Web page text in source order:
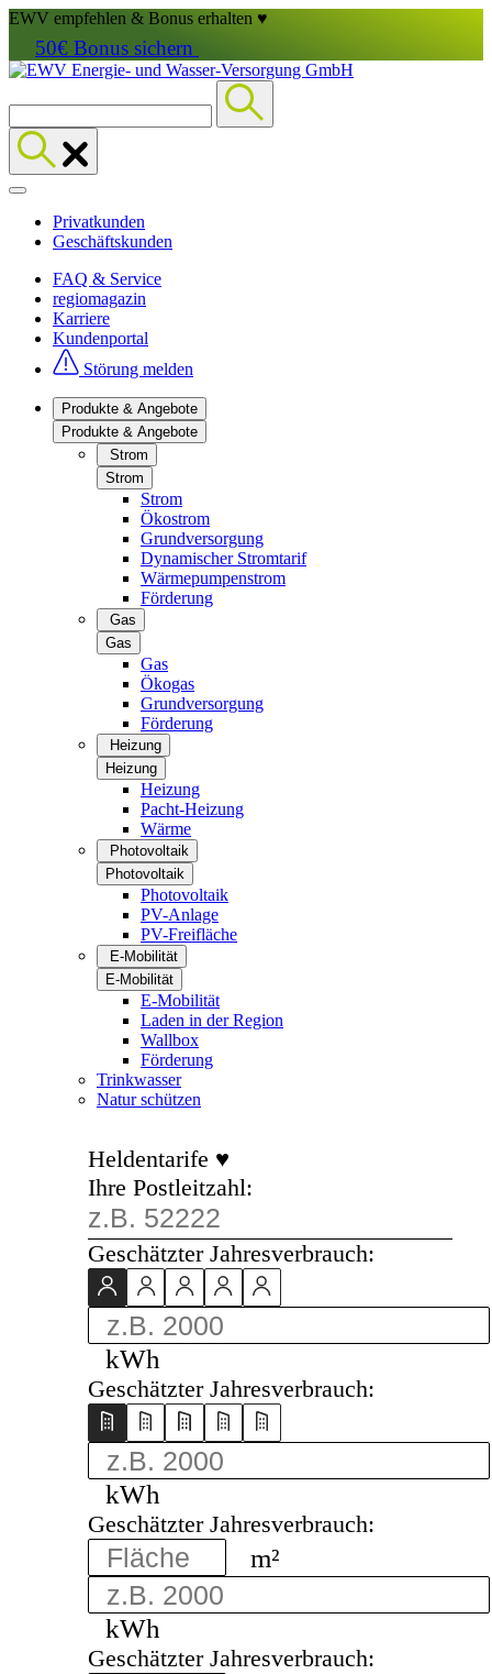
EWV empfehlen & Bonus erhalten ♥
50€ Bonus sichern
Privatkunden
Geschäftskunden
FAQ & Service
regiomagazin
Karriere
Kundenportal
Störung melden
Produkte & Angebote
Produkte & Angebote
Strom
Strom
Strom
Ökostrom
Grundversorgung
Dynamischer Stromtarif
Wärmepumpenstrom
Förderung
Gas
Gas
Gas
Ökogas
Grundversorgung
Förderung
Heizung
Heizung
Heizung
Pacht-Heizung
Wärme
Photovoltaik
Photovoltaik
Photovoltaik
PV-Anlage
PV-Freifläche
E-Mobilität
E-Mobilität
E-Mobilität
Laden in der Region
Wallbox
Förderung
Trinkwasser
Natur schützen
Heldentarife ♥
Ihre Postleitzahl:
Geschätzter Jahresverbrauch:
kWh
Geschätzter Jahresverbrauch:
kWh
Geschätzter Jahresverbrauch:
m²
kWh
Geschätzter Jahresverbrauch: